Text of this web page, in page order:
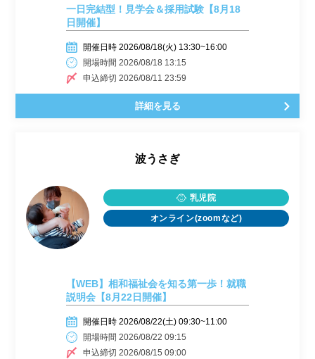
一日完結型！見学会＆採用試験【8月18
日開催】
開催日時 2026/08/18(火) 13:30~16:00
開場時間 2026/08/18 13:15
申込締切 2026/08/11 23:59
詳細を見る
波うさぎ
乳児院
オンライン(zoomなど)
【WEB】相和福祉会を知る第一歩！就職
説明会【8月22日開催】
開催日時 2026/08/22(土) 09:30~11:00
開場時間 2026/08/22 09:15
申込締切 2026/08/15 09:00